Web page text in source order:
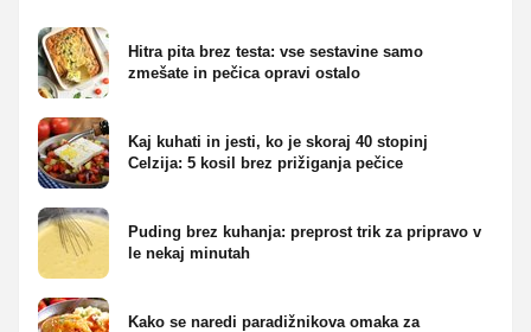
Hitra pita brez testa: vse sestavine samo
zmešate in pečica opravi ostalo
Kaj kuhati in jesti, ko je skoraj 40 stopinj
Celzija: 5 kosil brez prižiganja pečice
Puding brez kuhanja: preprost trik za pripravo v
le nekaj minutah
Kako se naredi paradižnikova omaka za